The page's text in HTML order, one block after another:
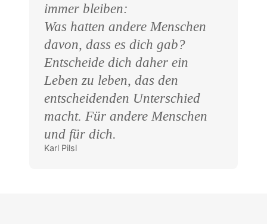
immer bleiben:
Was hatten andere Menschen
davon, dass es dich gab?
Entscheide dich daher ein
Leben zu leben, das den
entscheidenden Unterschied
macht. Für andere Menschen
und für dich.
Karl Pilsl